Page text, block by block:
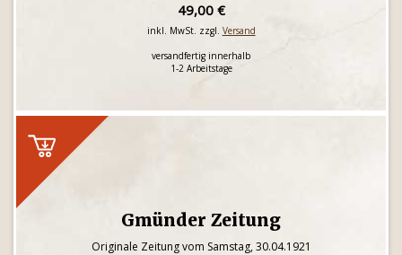
49,00 €
inkl. MwSt. zzgl. Versand
versandfertig innerhalb
1-2 Arbeitstage
Gmünder Zeitung
Originale Zeitung vom Samstag, 30.04.1921